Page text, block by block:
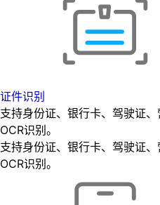
证件识别
支持身份证、银行卡、驾驶证
OCR识别。
支持身份证、银行卡、驾驶证
OCR识别。